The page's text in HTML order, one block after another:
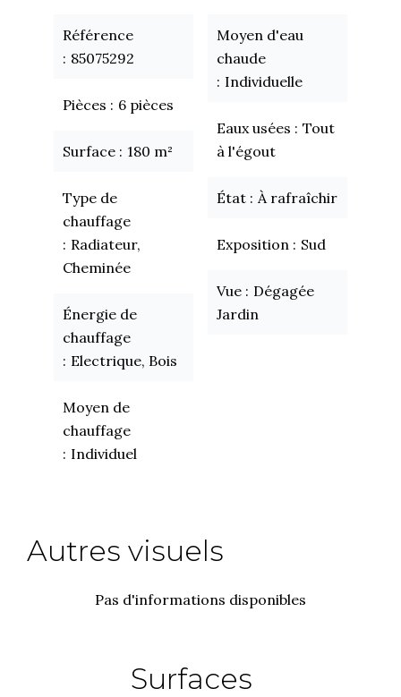
Référence
85075292
Pièces 6 pièces
Surface 180 m²
Type de
chauffage
Radiateur,
Cheminée
Énergie de
chauffage
Electrique, Bois
Moyen de
chauffage
Individuel
Moyen d'eau
chaude
Individuelle
Eaux usées
Tout
à l'égout
État À rafraîchir
Exposition Sud
Vue
Dégagée
Jardin
Autres visuels
Pas d'informations disponibles
Surfaces